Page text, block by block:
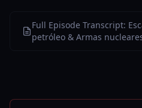
Full Episode Transcript:
petróleo & Armas